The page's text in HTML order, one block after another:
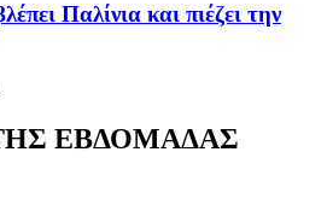
Παλίνια και πιέζει την
ΕΒΔΟΜΑΔΑΣ